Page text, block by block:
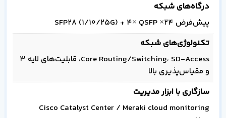
درگاه‌های شبکه
پیش‌فرض ۲۴× SFP28 (۱/۱۰/۲۵G) + ۴× QSFP
تکنولوژی‌های شبکه
Core Routing/Switching، SD-Access، قابلیت‌های لایه ۳
و مقیاس‌پذیری بالا
سازگاری با ابزار مدیریت
Cisco Catalyst Center / Meraki cloud monitoring